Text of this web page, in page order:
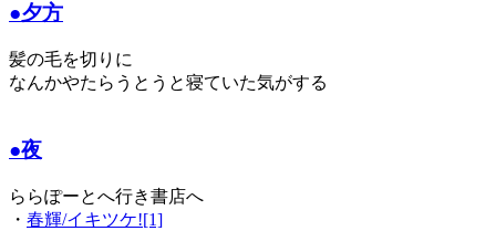
●夕方
髪の毛を切りに
なんかやたらうとうと寝ていた気がする
●夜
ららぽーとへ行き書店へ
・ 春輝/イキツケ![1]